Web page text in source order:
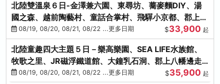
北陸雙溫泉６日-金澤兼六園、東尋坊、蕎麥麵DIY、湯
國之森、越前陶藝村、童話合掌村、飛驒小京都、郡上八
幡08/19, 08/20, 08/21, 08/22 ...更多日期 $33,900 起
北陸童趣四大主題５日－樂高樂園、SEA LIFE水族館、
牧歌之里、JR磁浮鐵道館、大鐘乳石洞、郡上八幡邊走
邊吃08/19, 08/20, 08/21, 08/22 ...更多日期 $35,900 起